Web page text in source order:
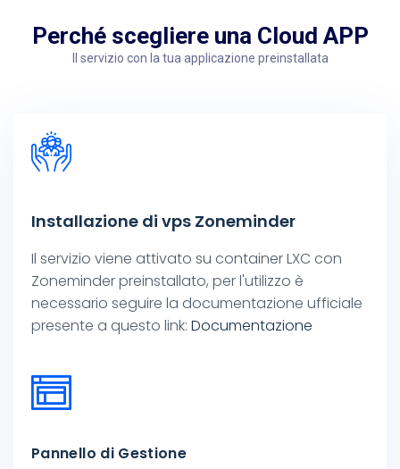
Perché scegliere una Cloud APP
Il servizio con la tua applicazione preinstallata
Installazione di vps Zoneminder
Il servizio viene attivato su container LXC con
Zoneminder preinstallato, per l'utilizzo è
necessario seguire la documentazione ufficiale
presente a questo link: Documentazione
Pannello di Gestione